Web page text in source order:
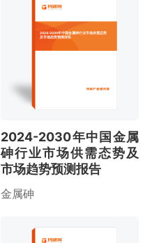
2024-2030年中国金属砷行业市场供需态势
及市场趋势预测报告
2024-2030年中国金属
砷行业市场供需态势及
市场趋势预测报告
金属砷